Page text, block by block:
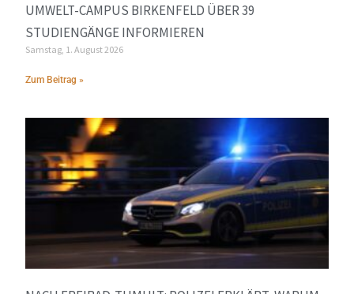
UMWELT-CAMPUS BIRKENFELD ÜBER 39
STUDIENGÄNGE INFORMIEREN
Samstag, 1. August 2026
Zum Beitrag »